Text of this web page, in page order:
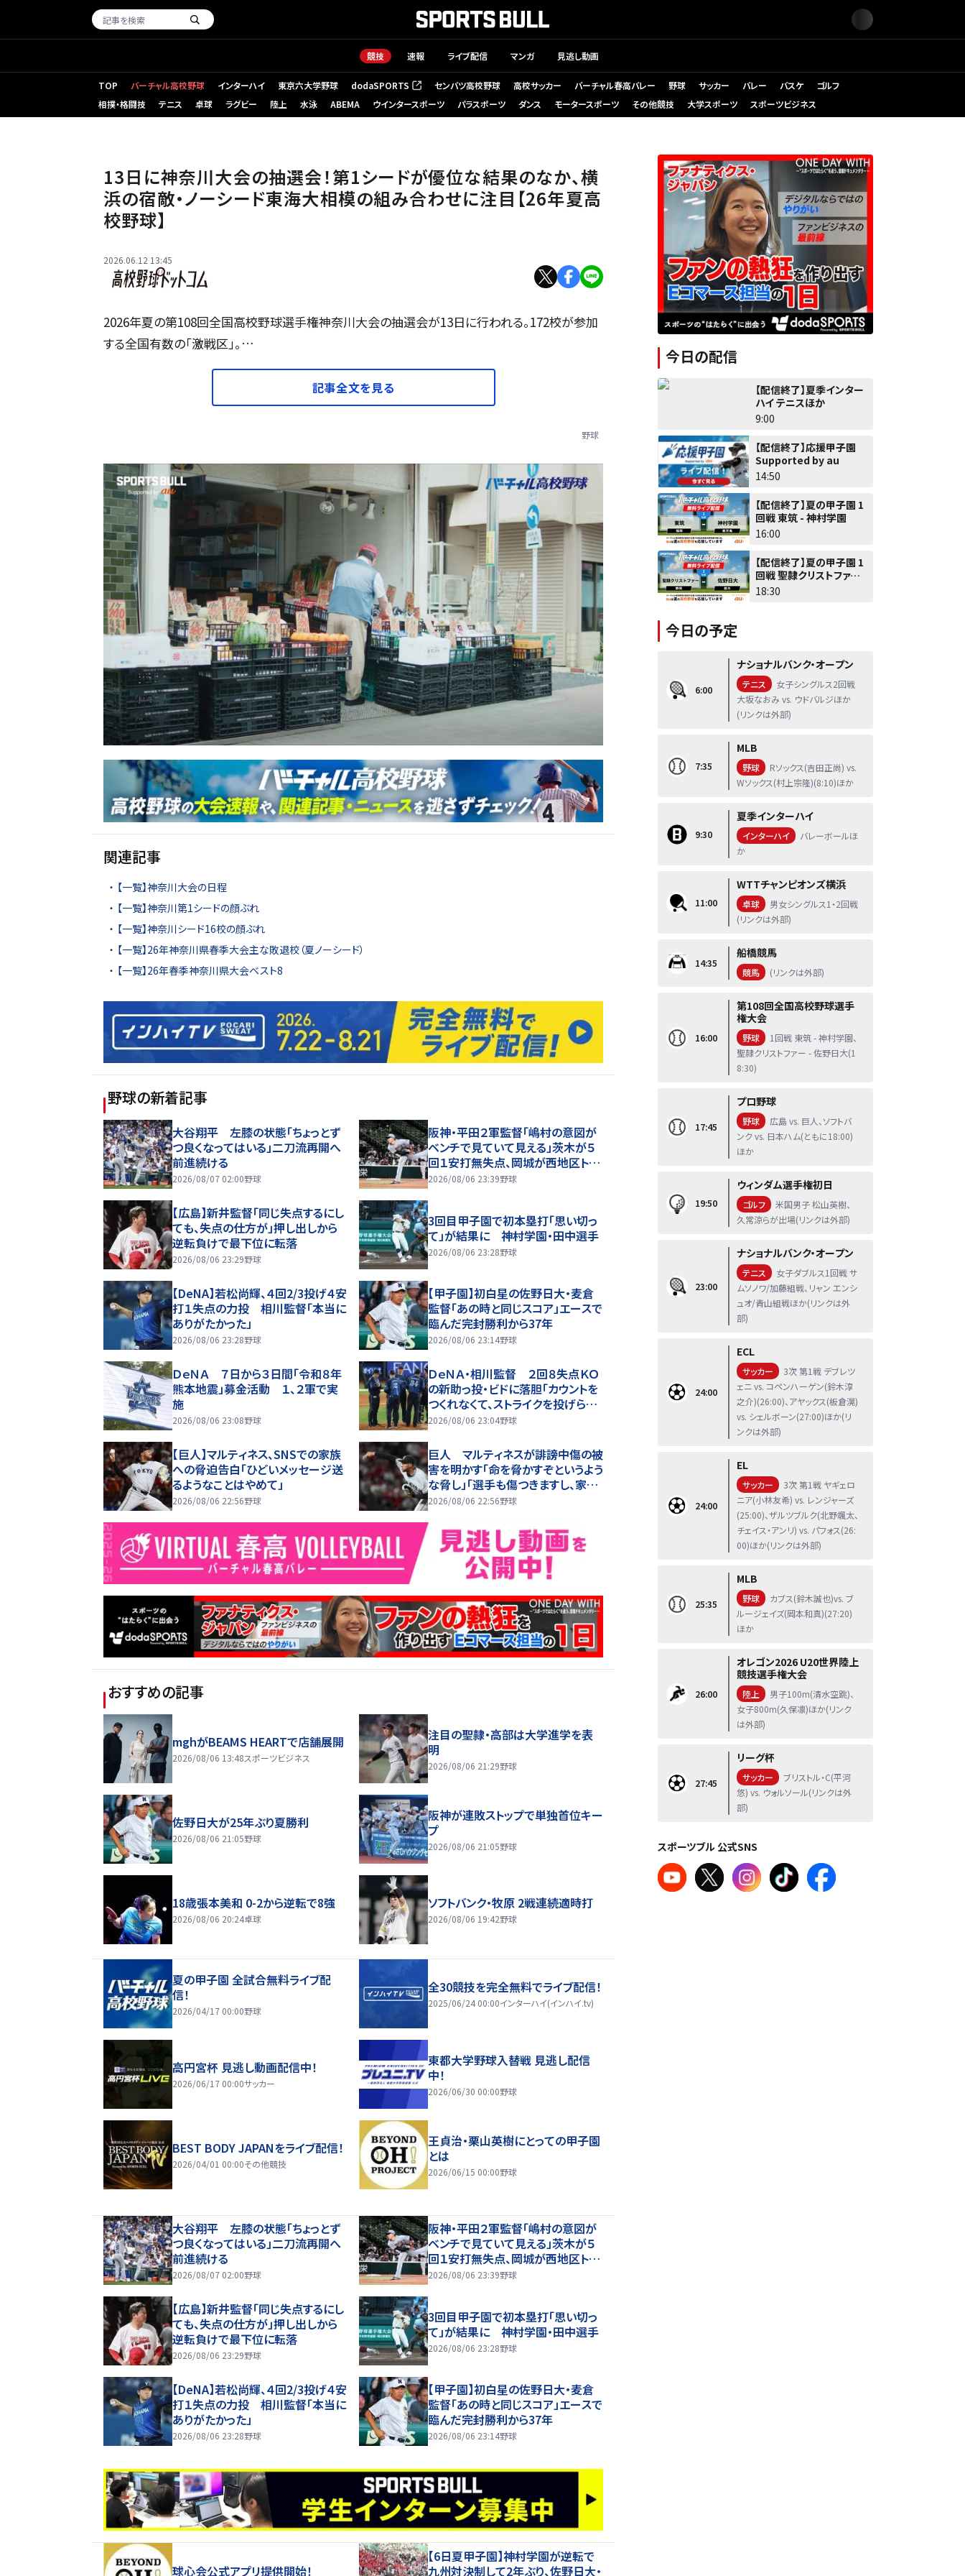
競技 速報 ライブ配信 マンガ 見逃し動画
TOP バーチャル高校野球 インターハイ 東京六大学野球 dodaSPORTS
（新しいタブで開く） センバツ高校野球 高校サッカー バーチャル春高バレー 野球 サッカー バレー バスケ
ゴルフ
相撲・格闘技
テニス 卓球 ラグビー 陸上 水泳 ABEMA ウインタースポーツ パラスポーツ ダンス モータースポーツ その他競技 大学スポーツ スポーツビジネス
13日に神奈川大会の抽選会！第1シードが優位な結果のなか、横
浜の宿敵・ノーシード東海大相模の組み合わせに注目【26年夏高
校野球】
2026.06.12 13:45
2026年夏の第108回全国高校野球選手権神奈川大会の抽選会が13日に行われる。172校が参加
する全国有数の「激戦区」。…
記事全文を見る
野球
関連記事
【一覧】神奈川大会の日程
【一覧】神奈川第1シードの顔ぶれ
【一覧】神奈川シード16校の顔ぶれ
【一覧】26年神奈川県春季大会主な敗退校（夏ノーシード）
【一覧】26年春季神奈川県大会ベスト8
野球の新着記事
大谷翔平 左膝の状態「ちょっとず
つ良くなってはいる」二刀流再開へ
前進続ける
2026/08/07 02:00野球
阪神・平田２軍監督「嶋村の意図が
ベンチで見ていて見える」茨木が５
回１安打無失点、岡城が西地区トッ
プタイ１７盗塁
2026/08/06 23:39野球
【広島】新井監督「同じ失点するにし
ても、失点の仕方が」押し出しから
逆転負けで最下位に転落
2026/08/06 23:29野球
3回目甲子園で初本塁打「思い切っ
て」が結果に 神村学園・田中選手
2026/08/06 23:28野球
【DeNA】若松尚輝、４回2/3投げ４安
打１失点の力投 相川監督「本当に
ありがたかった」
2026/08/06 23:28野球
【甲子園】初白星の佐野日大・麦倉
監督「あの時と同じスコア」エースで
臨んだ完封勝利から37年
2026/08/06 23:14野球
ＤｅＮＡ ７日から３日間「令和８年
熊本地震」募金活動 １、２軍で実
施
2026/08/06 23:08野球
ＤｅＮＡ・相川監督 ２回８失点ＫＯ
の新助っ投・ビドに落胆「カウントを
つくれなくて、ストライクを投げられ
ない」２軍再調整を明言
2026/08/06 23:04野球
【巨人】マルティネス、SNSでの家族
への脅迫告白「ひどいメッセージ送
るようなことはやめて」
2026/08/06 22:56野球
巨人 マルティネスが誹謗中傷の被
害を明かす「命を脅かすぞというよう
な脅し」「選手も傷つきますし、家族
は全く関係ない存在なので」
2026/08/06 22:56野球
おすすめの記事
mghがBEAMS HEARTで店舗展開
2026/08/06 13:48スポーツビジネス
注目の聖隷・高部は大学進学を表
明
2026/08/06 21:29野球
佐野日大が25年ぶり夏勝利
2026/08/06 21:05野球
阪神が連敗ストップで単独首位キー
プ
2026/08/06 21:05野球
18歳張本美和 0-2から逆転で8強
2026/08/06 20:24卓球
ソフトバンク・牧原 2戦連続適時打
2026/08/06 19:42野球
夏の甲子園 全試合無料ライブ配
信！
2026/04/17 00:00野球
全30競技を完全無料でライブ配信！
2025/06/24 00:00インターハイ(インハイ.tv)
高円宮杯 見逃し動画配信中！
2026/06/17 00:00サッカー
東都大学野球入替戦 見逃し配信
中！
2026/06/30 00:00野球
BEST BODY JAPANをライブ配信！
2026/04/01 00:00その他競技
王貞治・栗山英樹にとっての甲子園
とは
2026/06/15 00:00野球
大谷翔平 左膝の状態「ちょっとず
つ良くなってはいる」二刀流再開へ
前進続ける
2026/08/07 02:00野球
阪神・平田２軍監督「嶋村の意図が
ベンチで見ていて見える」茨木が５
回１安打無失点、岡城が西地区トッ
プタイ１７盗塁
2026/08/06 23:39野球
【広島】新井監督「同じ失点するにし
ても、失点の仕方が」押し出しから
逆転負けで最下位に転落
2026/08/06 23:29野球
3回目甲子園で初本塁打「思い切っ
て」が結果に 神村学園・田中選手
2026/08/06 23:28野球
【DeNA】若松尚輝、４回2/3投げ４安
打１失点の力投 相川監督「本当に
ありがたかった」
2026/08/06 23:28野球
【甲子園】初白星の佐野日大・麦倉
監督「あの時と同じスコア」エースで
臨んだ完封勝利から37年
2026/08/06 23:14野球
球心会公式アプリ提供開始！
【6日夏甲子園】神村学園が逆転で
九州対決制して2年ぶり、佐野日大・
今日の配信
【配信終了】夏季インター
ハイ テニスほか
9:00
【配信終了】応援甲子園
Supported by au
14:50
【配信終了】夏の甲子園 1
回戦 東筑 - 神村学園
16:00
【配信終了】夏の甲子園 1
回戦 聖隷クリストファー -
佐野日大
18:30
今日の予定
6:00
ナショナルバンク・オープン
テニス
女子シングルス2回戦
大坂なおみ vs. ウドバルジほか
(リンクは外部)
7:35
MLB
野球
Rソックス(吉田正尚) vs.
Wソックス(村上宗隆)(8:10)ほか
9:30
夏季インターハイ
インターハイ
バレーボールほ
か
11:00
WTTチャンピオンズ横浜
卓球
男女シングルス1・2回戦
(リンクは外部)
14:35
船橋競馬
競馬 (リンクは外部)
16:00
第108回全国高校野球選手
権大会
野球
1回戦 東筑 - 神村学園、
聖隷クリストファー - 佐野日大(1
8:30)
17:45
プロ野球
野球
広島 vs. 巨人、ソフトバ
ンク vs. 日本ハム(ともに18:00)
ほか
19:50
ウィンダム選手権初日
ゴルフ
米国男子 松山英樹、
久常涼らが出場(リンクは外部)
23:00
ナショナルバンク・オープン
テニス
女子ダブルス1回戦 サ
ムソノワ/加藤組戦、リャン エンシ
ュオ/青山組戦ほか(リンクは外
部)
24:00
ECL
サッカー
3次 第1戦 デブレツ
ェニ vs. コペンハーゲン(鈴木淳
之介)(26:00)、アヤックス(板倉滉)
vs. シェルボーン(27:00)ほか(リ
ンクは外部)
24:00
EL
サッカー
3次 第1戦 ヤギェロ
ニア(小林友希) vs. レンジャーズ
(25:00)、ザルツブルク(北野颯太、
チェイス・アンリ) vs. パフォス(26:
00)ほか(リンクは外部)
25:35
MLB
野球
カブス(鈴木誠也)vs. ブ
ルージェイズ(岡本和真)(27:20)
ほか
26:00
オレゴン2026 U20世界陸上
競技選手権大会
陸上
男子100m(清水空跳)、
女子800m(久保凛)ほか(リンク
は外部)
27:45
リーグ杯
サッカー
ブリストル・C(平河
悠) vs. ウォルソール(リンクは外
部)
スポーツブル 公式SNS